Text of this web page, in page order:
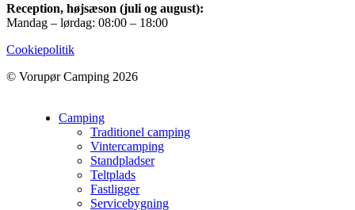
Reception, højsæson (juli og august):
Mandag – lørdag: 08:00 – 18:00
Cookiepolitik
© Vorupør Camping 2026
Camping
Traditionel camping
Vintercamping
Standpladser
Teltplads
Fastligger
Servicebygning